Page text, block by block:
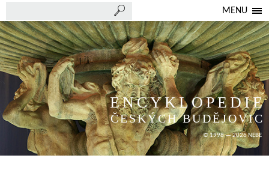
MENU
ENCYKLOPEDIE
ČESKÝCH BUDĚJOVIC
© 1998 — 2026 NEBE